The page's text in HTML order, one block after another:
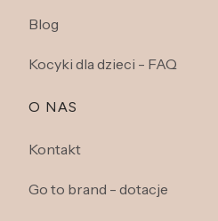
Blog
Kocyki dla dzieci - FAQ
O NAS
Kontakt
Go to brand - dotacje